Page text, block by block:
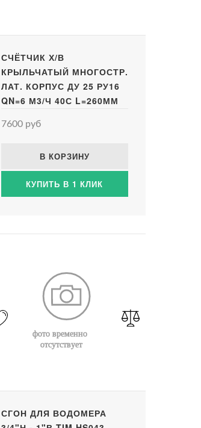
СЧЁТЧИК Х/В
КРЫЛЬЧАТЫЙ МНОГОСТР.
ЛАТ. КОРПУС ДУ 25 РУ16
QN=6 М3/Ч 40С L=260ММ
7600 руб
В КОРЗИНУ
КУПИТЬ В 1 КЛИК
СГОН ДЛЯ ВОДОМЕРА